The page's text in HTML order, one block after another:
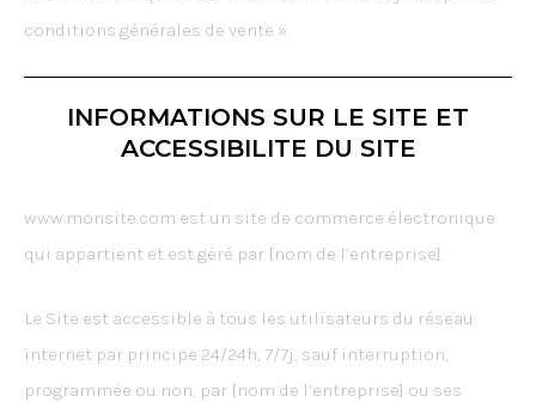
conditions générales de vente ».
INFORMATIONS SUR LE SITE ET
ACCESSIBILITE DU SITE
www.monsite.com est un site de commerce électronique
qui appartient et est géré par [nom de l’entreprise].
Le Site est accessible à tous les utilisateurs du réseau
internet par principe 24/24h, 7/7j, sauf interruption,
programmée ou non, par [nom de l’entreprise] ou ses